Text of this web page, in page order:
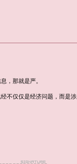
，那就是严。
仅仅是经济问题，而是